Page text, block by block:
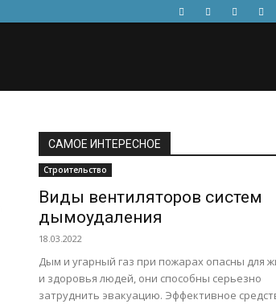
САМОЕ ИНТЕРЕСНОЕ
Строительство
Виды вентиляторов систем
дымоудаления
18.03.2022
Дым и угарный газ при пожарах опасны для
и здоровья людей, они способны серьезно
затруднить эвакуацию. Эффективное